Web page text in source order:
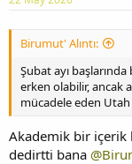
Birumut' Alıntı:
Şubat ayı
erken olabilir, ancak
mücadele eden Utah
Akademik bir içerik
dedirtti bana